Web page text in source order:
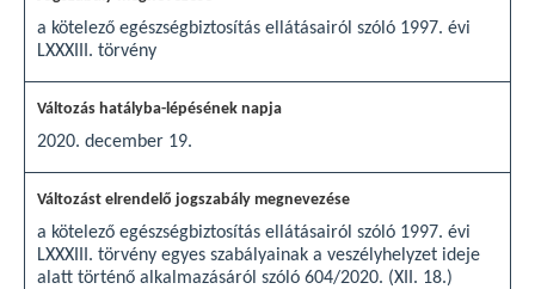
a kötelező egészségbiztosítás ellátásairól szóló 1997. évi
LXXXIII. törvény
2020. december 19.
a kötelező egészségbiztosítás ellátásairól szóló 1997. évi
LXXXIII. törvény egyes szabályainak a veszélyhelyzet ideje
alatt történő alkalmazásáról szóló 604/2020. (XII. 18.)